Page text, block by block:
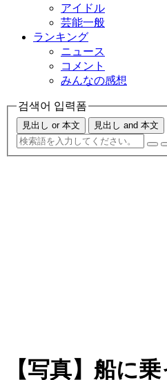
アイドル
芸能一般
ランキング
ニュース
コメント
みんなの感想
검색어 입력폼
見出し or 本文 見出し and 本文
【写真】船に